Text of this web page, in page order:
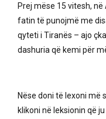
Prej mëse 15 vitesh,
fatin të punojmë me
qyteti i Tiranës – ajo
dashuria që kemi për
Nëse doni të lexoni më
klikoni në leksionin që